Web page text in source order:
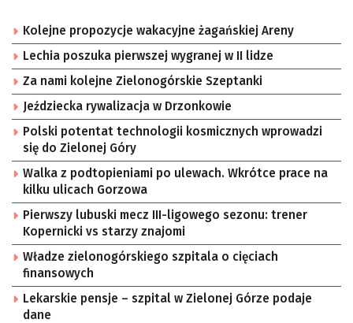
Kolejne propozycje wakacyjne żagańskiej Areny
Lechia poszuka pierwszej wygranej w II lidze
Za nami kolejne Zielonogórskie Szeptanki
Jeździecka rywalizacja w Drzonkowie
Polski potentat technologii kosmicznych wprowadzi
się do Zielonej Góry
Walka z podtopieniami po ulewach. Wkrótce prace na
kilku ulicach Gorzowa
Pierwszy lubuski mecz III-ligowego sezonu: trener
Kopernicki vs starzy znajomi
Władze zielonogórskiego szpitala o cięciach
finansowych
Lekarskie pensje – szpital w Zielonej Górze podaje
dane